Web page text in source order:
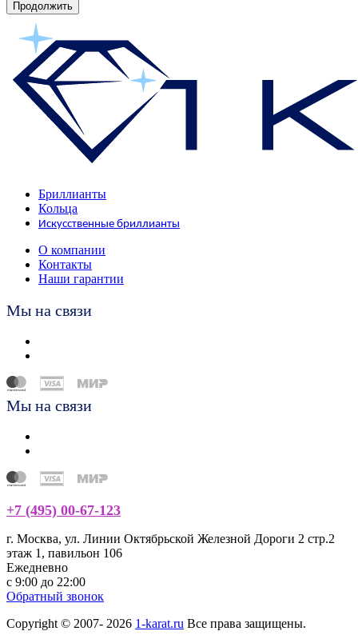
Продолжить
Бриллианты
Кольца
Искусственные бриллианты
О компании
Контакты
Наши гарантии
Мы на связи
Мы на связи
+7 (495) 00-67-123
г. Москва, ул. Линии Октябрьской Железной Дороги 2 стр.2
этаж 1, павильон 106
Ежедневно
с 9:00 до 22:00
Обратный звонок
Copyright © 2007- 2026 1-karat.ru Все права защищены.